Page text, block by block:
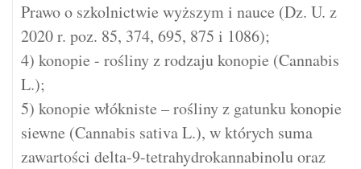
Prawo o szkolnictwie wyższym i nauce (Dz. U. z
2020 r. poz. 85, 374, 695, 875 i 1086);
4) konopie - rośliny z rodzaju konopie (Cannabis
L.);
5) konopie włókniste – rośliny z gatunku konopie
siewne (Cannabis sativa L.), w których suma
zawartości delta-9-tetrahydrokannabinolu oraz